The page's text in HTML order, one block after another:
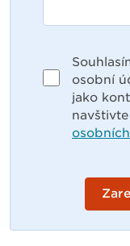
osobní
jako